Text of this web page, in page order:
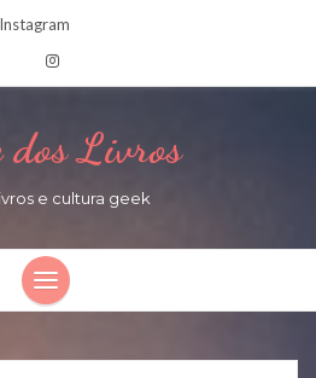
Instagram
dos Livros
e cultura geek